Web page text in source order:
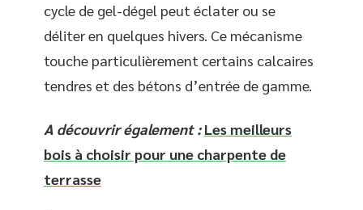
cycle de gel-dégel peut éclater ou se
déliter en quelques hivers. Ce mécanisme
touche particulièrement certains calcaires
tendres et des bétons d’entrée de gamme.
A découvrir également : Les meilleurs
bois à choisir pour une charpente de
terrasse